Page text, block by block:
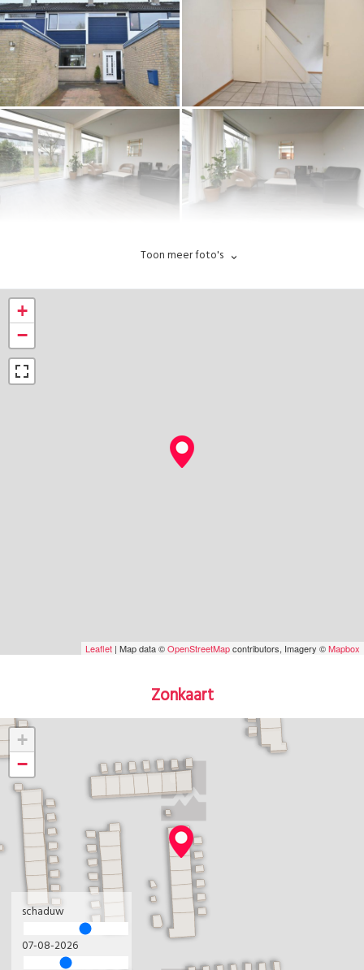
Toon meer foto's
+
−
Leaflet | Map data ©OpenStreetMapcontributors, Imagery ©Mapbox
Zonkaart
+
−
schaduw
07-08-2026